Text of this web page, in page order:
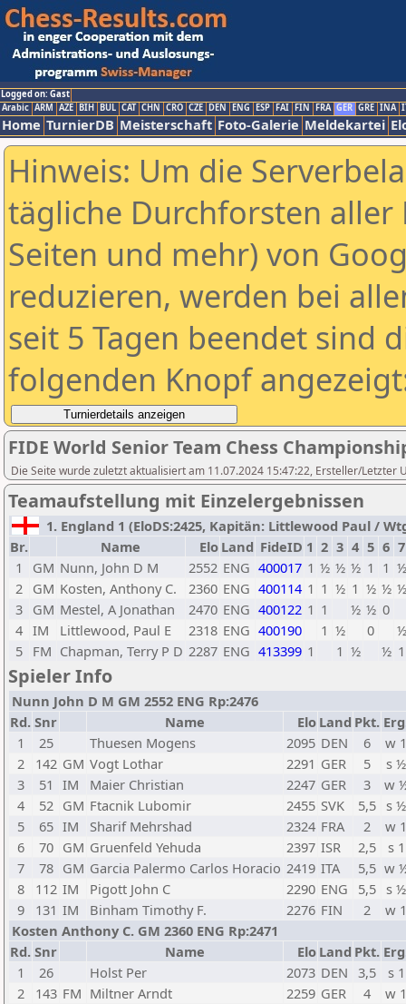
Logged on: Gast
Arabic ARM AZE BIH BUL CAT CHN CRO CZE DEN ENG ESP FAI FIN FRA GER GRE INA
Home TurnierDB Meisterschaft Foto-Galerie Meldekartei
Hinweis: Um die
tägliche Durchforsten aller
Seiten und mehr) von
reduzieren, werden bei
seit 5 Tagen beendet sind
folgenden Knopf
FIDE World Senior Team Chess
Die Seite wurde zuletzt aktualisiert am 11.07.2024 15:47:22, Ersteller/Letzter
Teamaufstellung mit Einzelergebnissen
1. England 1 (EloDS:2425, Kapitän: Littlewood Paul /
Br.
Name Elo Land FideID 1 2 3 4 5 6 7
1
GM Nunn, John D M 2552 ENG 400017 1 ½ ½ ½ 1 1 ½
2 GM Kosten, Anthony C. 2360 ENG 400114 1 1 ½ 1 ½ ½ ½
3 GM Mestel, A Jonathan 2470 ENG 400122 1 1 ½ ½ 0
4 IM Littlewood, Paul E 2318 ENG 400190 1 ½ 0
½
5 FM Chapman, Terry P D 2287 ENG 413399 1 1 ½ ½ 1
Spieler Info
Nunn John D M GM 2552 ENG Rp:2476
Rd. Snr Name Elo Land Pkt.
1
25 Thuesen Mogens 2095 DEN 6
w
2
142 GM Vogt Lothar 2291 GER 5
s ½
3
51 IM Maier Christian 2247 GER 3
w
4
52 GM Ftacnik Lubomir 2455 SVK 5,5 s ½
5
65 IM Sharif Mehrshad 2324 FRA 2
w
6
70 GM Gruenfeld Yehuda 2397 ISR 2,5
s 1
7
78 GM Garcia Palermo Carlos Horacio 2419 ITA 5,5 w
8
112 IM Pigott John C 2290 ENG 5,5 s ½
9
131 IM Binham Timothy F. 2276 FIN 2
w
Kosten Anthony C. GM 2360 ENG Rp:2471
Rd. Snr Name Elo Land Pkt.
1
26 Holst Per 2073 DEN 3,5
s 1
2
143 FM Miltner Arndt 2259 GER 4
w